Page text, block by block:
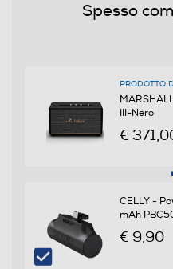
Accessori in dotazione
Manuale dell’utente e
sicurezza - Cavo di
Spesso
PRODOTTO
III-Nero
€
CELLY -
mAh
€ 9,90